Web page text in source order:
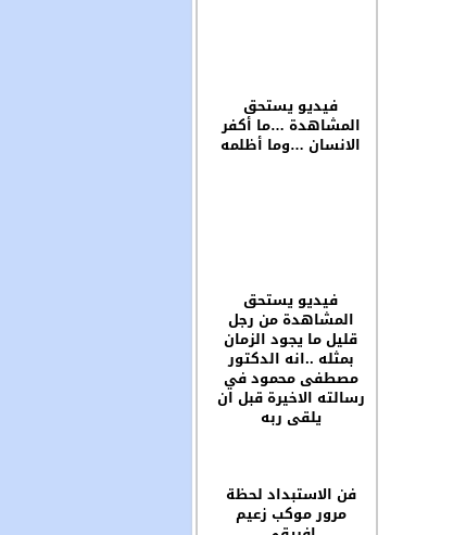
فيديو يستحق
المشاهدة …ما أكفر
الانسان …وما أظلمه
فيديو يستحق
المشاهدة من رجل
قليل ما يجود الزمان
بمثله ..انه الدكتور
مصطفى محمود في
رسالته الاخيرة قبل ان
يلقى ربه
فن الاستبداد لحظة
مرور موكب زعيم